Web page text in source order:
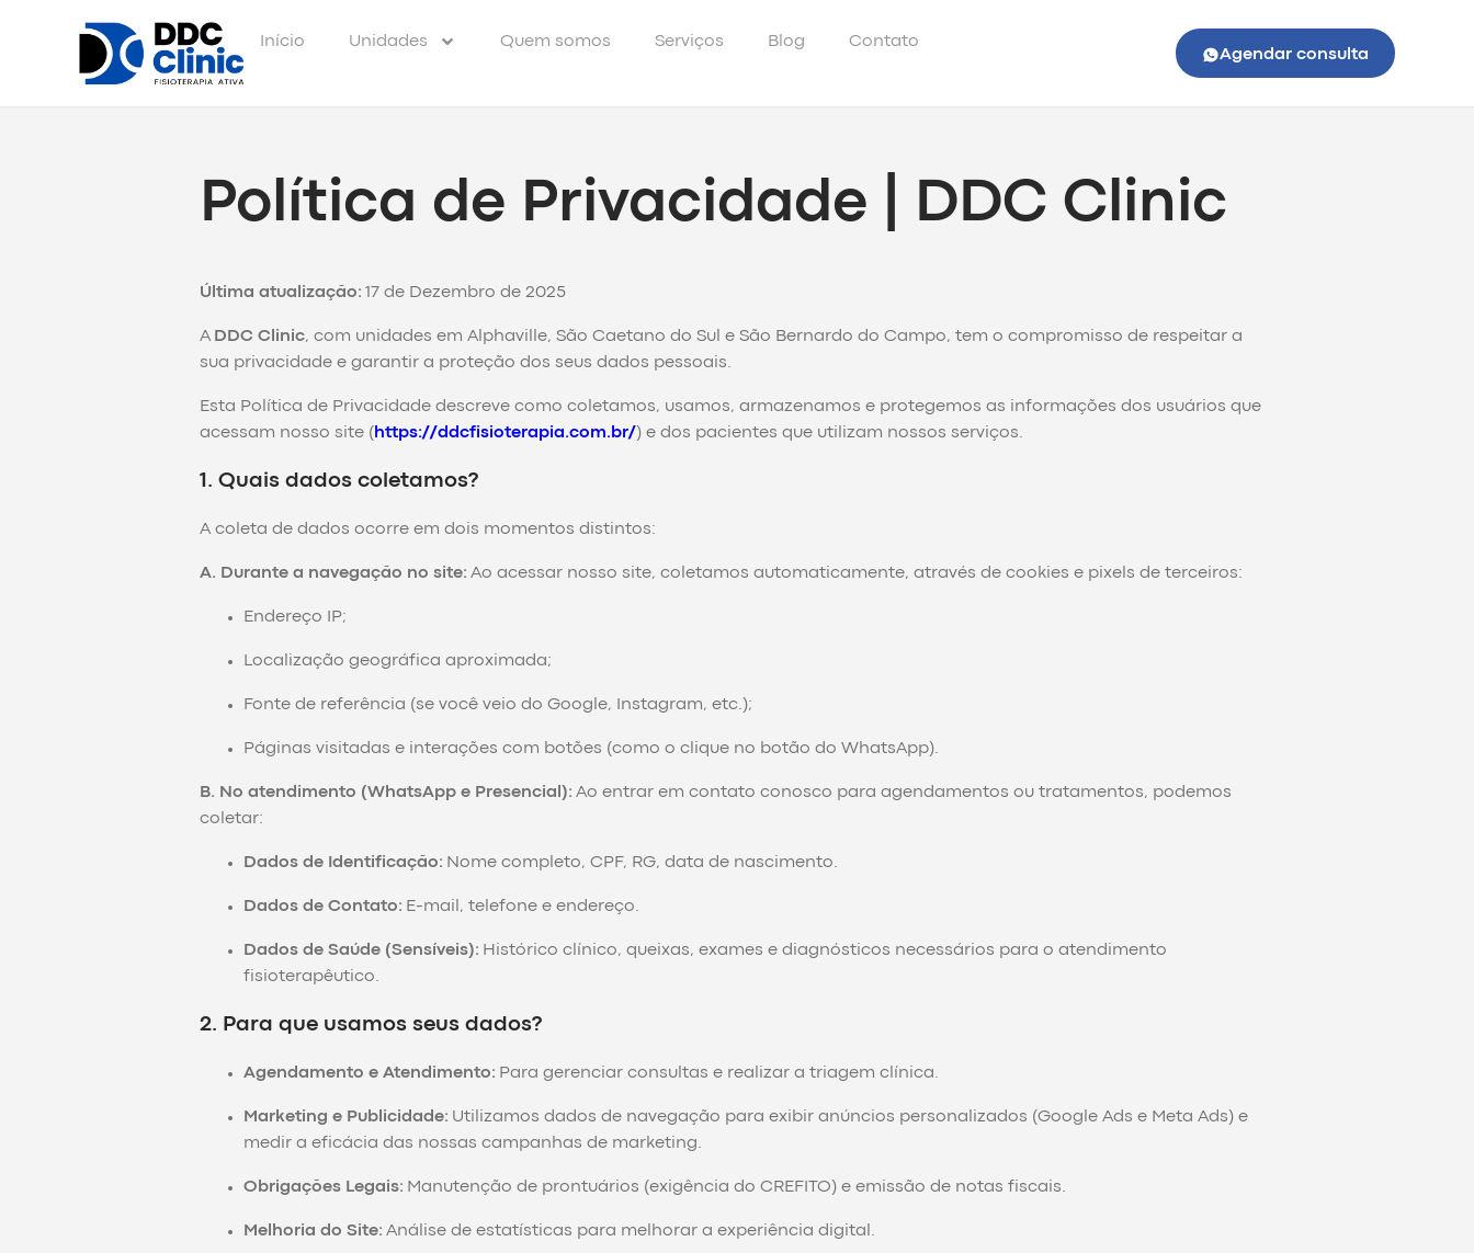
Início Unidades Quem somos Serviços Blog
Contato
Agendar consulta
Política de Privacidade | DDC Clinic
Última atualização: 17 de Dezembro de 2025
A DDC Clinic, com unidades em Alphaville, São Caetano do Sul e São Bernardo do Campo, tem o compromisso de respeitar a
sua privacidade e garantir a proteção dos seus dados pessoais.
Esta Política de Privacidade descreve como coletamos, usamos, armazenamos e protegemos as informações dos usuários que
acessam nosso site ( https://ddcfisioterapia.com.br/ ) e dos pacientes que utilizam nossos serviços.
1. Quais dados coletamos?
A coleta de dados ocorre em dois momentos distintos:
A. Durante a navegação no site: Ao acessar nosso site, coletamos automaticamente, através de cookies e pixels de terceiros:
Endereço IP;
Localização geográfica aproximada;
Fonte de referência (se você veio do Google, Instagram, etc.);
Páginas visitadas e interações com botões (como o clique no botão do WhatsApp).
B. No atendimento (WhatsApp e Presencial): Ao entrar em contato conosco para agendamentos ou tratamentos, podemos
coletar:
Dados de Identificação: Nome completo, CPF, RG, data de nascimento.
Dados de Contato: E-mail, telefone e endereço.
Dados de Saúde (Sensíveis): Histórico clínico, queixas, exames e diagnósticos necessários para o atendimento
fisioterapêutico.
2. Para que usamos seus dados?
Agendamento e Atendimento: Para gerenciar consultas e realizar a triagem clínica.
Marketing e Publicidade: Utilizamos dados de navegação para exibir anúncios personalizados (Google Ads e Meta Ads) e
medir a eficácia das nossas campanhas de marketing.
Obrigações Legais: Manutenção de prontuários (exigência do CREFITO) e emissão de notas fiscais.
Melhoria do Site: Análise de estatísticas para melhorar a experiência digital.